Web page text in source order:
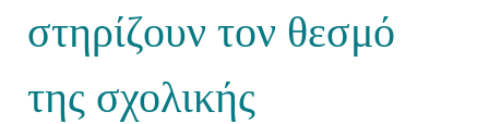
στηρίζουν τον θεσμό
της σχολικής